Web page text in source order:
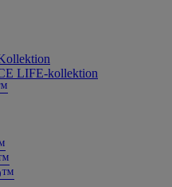
LIFE-kollektion